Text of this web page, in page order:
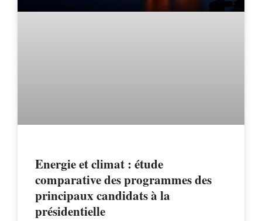
Energie et climat : étude
comparative des programmes des
principaux candidats à la
présidentielle